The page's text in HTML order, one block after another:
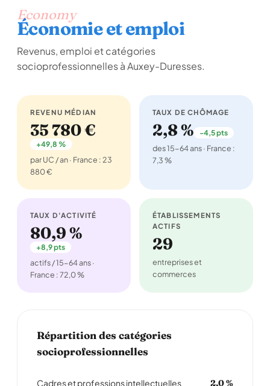
Economy
Économie et emploi
Revenus, emploi et catégories
socioprofessionnelles à Auxey-Duresses.
REVENU MÉDIAN
35 780 €
+49,8 %
par UC / an · France : 23
880 €
TAUX DE CHÔMAGE
2,8 % -4,5 pts
des 15-64 ans · France :
7,3 %
TAUX D'ACTIVITÉ
80,9 %
+8,9 pts
actifs / 15-64 ans ·
France : 72,0 %
ÉTABLISSEMENTS
ACTIFS
29
entreprises et
commerces
Répartition des catégories
socioprofessionnelles
Cadres et professions intellectuelles 2,0 %